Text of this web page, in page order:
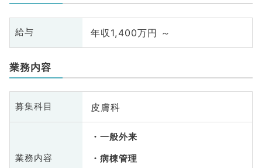
給与 年収1,400万円 ～
業務内容
募集科目 皮膚科
業務内容
一般外来
病棟管理